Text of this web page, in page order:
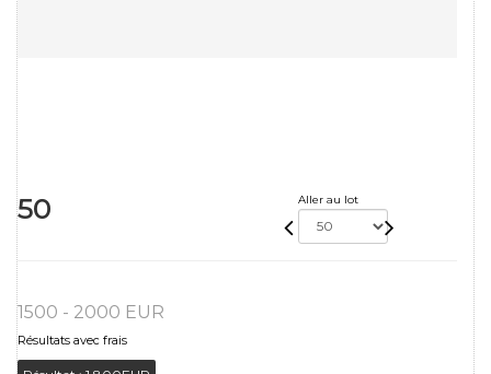
50 Aller au lot
1500 - 2000 EUR
Résultats avec frais